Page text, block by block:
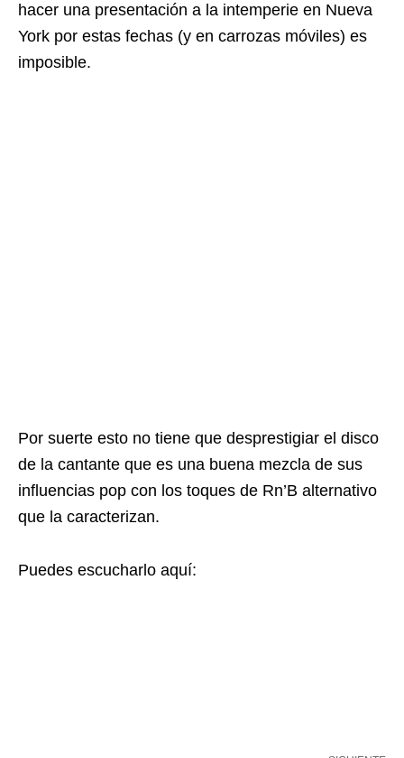
hacer una presentación a la intemperie en Nueva
York por estas fechas (y en carrozas móviles) es
imposible.
Por suerte esto no tiene que desprestigiar el disco
de la cantante que es una buena mezcla de sus
influencias pop con los toques de Rn’B alternativo
que la caracterizan.
Puedes escucharlo aquí: